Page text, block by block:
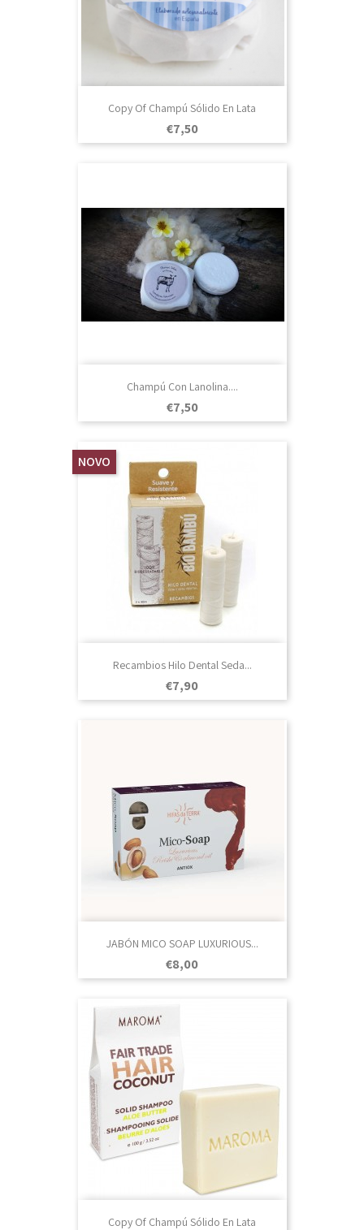
Copy Of Champú Sólido En Lata
Prezo
€7,50
Champú Con Lanolina....
Prezo
€7,50
Recambios Hilo Dental Seda...
Prezo
€7,90
NOVO
JABÓN MICO SOAP LUXURIOUS...
Prezo
€8,00
Copy Of Champú Sólido En Lata